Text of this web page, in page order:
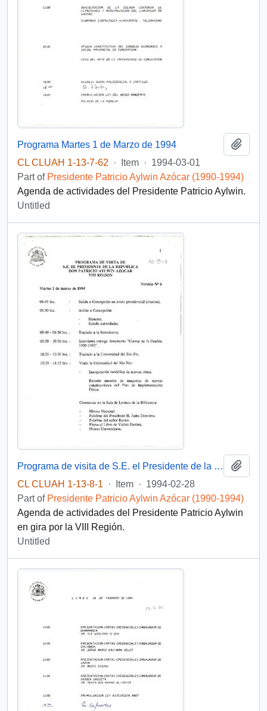
Programa Martes 1 de Marzo de 1994
CL CLUAH 1-13-7-62
· Item · 1994-03-01
Part of Presidente Patricio Aylwin Azócar (1990-1994)
Agenda de actividades del Presidente Patricio Aylwin.
Untitled
Programa de visita de S.E. el Presidente de la República Don Patricio Aylwin Azócar VIII Región
CL CLUAH 1-13-8-1
· Item · 1994-02-28
Part of Presidente Patricio Aylwin Azócar (1990-1994)
Agenda de actividades del Presidente Patricio Aylwin
en gira por la VIII Región.
Untitled